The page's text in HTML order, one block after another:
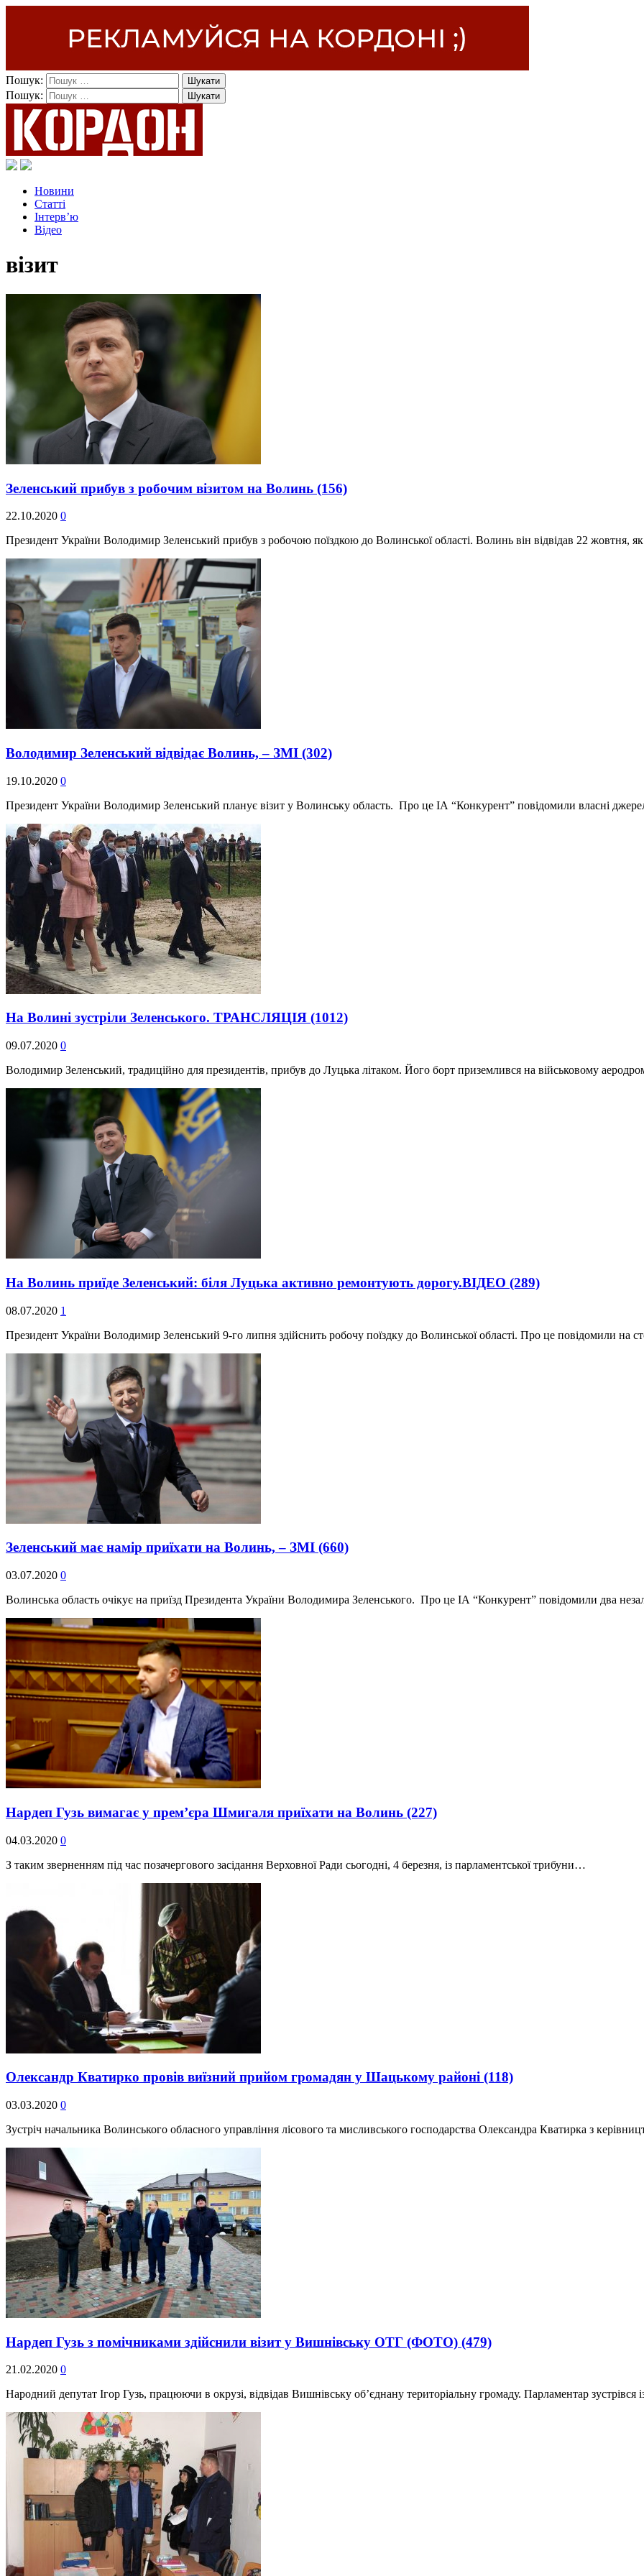
Пошук:
Пошук:
Новини
Статті
Інтерв’ю
Відео
візит
Зеленський прибув з робочим візитом на Волинь (156)
22.10.2020 0
Президент України Володимир Зеленський прибув з робочою поїздкою до Волинської області. Волинь він відвідав 22 жовтня,
Володимир Зеленський відвідає Волинь, – ЗМІ (302)
19.10.2020 0
Президент України Володимир Зеленський планує візит у Волинську область. Про це ІА “Конкурент” повідомили власні
На Волині зустріли Зеленського. ТРАНСЛЯЦІЯ (1012)
09.07.2020 0
Володимир Зеленський, традиційно для президентів, прибув до Луцька літаком. Його борт приземлився на військовому
На Волинь приїде Зеленський: біля Луцька активно ремонтують дорогу.ВІДЕО (289)
08.07.2020 1
Президент України Володимир Зеленський 9-го липня здійснить робочу поїздку до Волинської області. Про це повідомили на
Зеленський має намір приїхати на Волинь, – ЗМІ (660)
03.07.2020 0
Волинська область очікує на приїзд Президента України Володимира Зеленського. Про це ІА “Конкурент” повідомили два
Нардеп Гузь вимагає у прем’єра Шмигаля приїхати на Волинь (227)
04.03.2020 0
З таким зверненням під час позачергового засідання Верховної Ради сьогодні, 4 березня, із парламентської трибуни…
Олександр Кватирко провів виїзний прийом громадян у Шацькому районі (118)
03.03.2020 0
Зустріч начальника Волинського обласного управління лісового та мисливського господарства Олександра Кватирка з
Нардеп Гузь з помічниками здійснили візит у Вишнівську ОТГ (ФОТО) (479)
21.02.2020 0
Народний депутат Ігор Гузь, працюючи в окрузі, відвідав Вишнівську об’єднану територіальну громаду. Парламентар зустрівся